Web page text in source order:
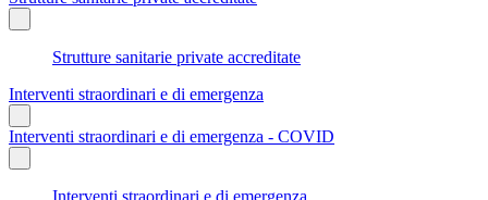
Strutture sanitarie private accreditate
Interventi straordinari e di emergenza
Interventi straordinari e di emergenza - COVID
Interventi straordinari e di emergenza